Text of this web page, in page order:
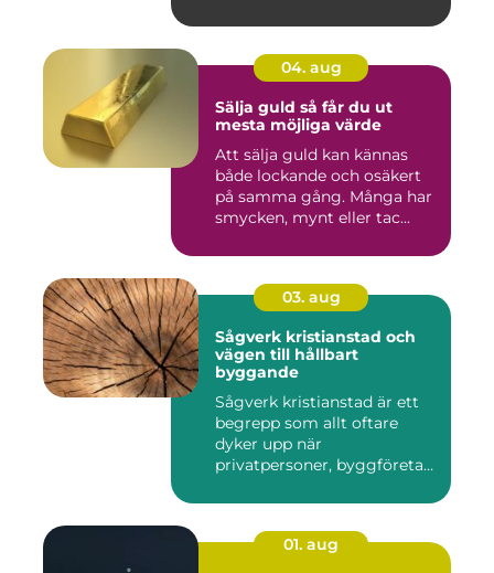
04. aug
Sälja guld så får du ut
mesta möjliga värde
Att sälja guld kan kännas
både lockande och osäkert
på samma gång. Många har
smycken, mynt eller tac...
03. aug
Sågverk kristianstad och
vägen till hållbart
byggande
Sågverk kristianstad är ett
begrepp som allt oftare
dyker upp när
privatpersoner, byggföretag
01. aug